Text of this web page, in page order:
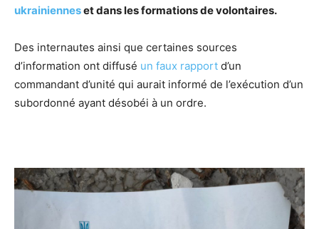
ukrainienneset dans les formations de volontaires.
Des internautes ainsi que certaines sources
d’information ont diffusé un faux rapport d’un
commandant d’unité qui aurait informé de l’exécution d’un
subordonné ayant désobéi à un ordre.